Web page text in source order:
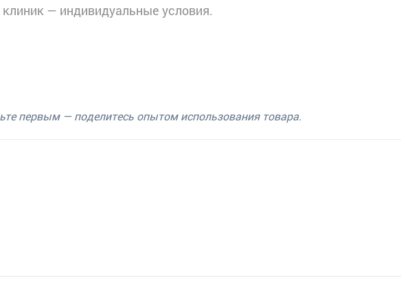
— индивидуальные условия.
первым — поделитесь опытом использования товара.